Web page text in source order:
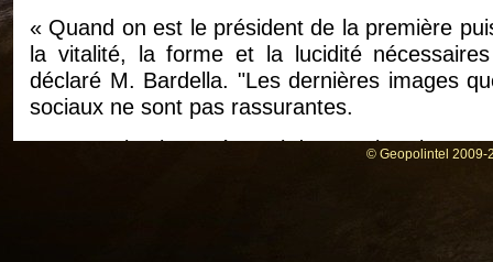
« Quand on est le président de la première
la vitalité, la forme et la lucidité
déclaré M. Bardella. "Les dernières images
sociaux ne sont pas rassurantes.
En 2016, le visage éternel du RN - l’ancienne
© Geopolintel 2009-